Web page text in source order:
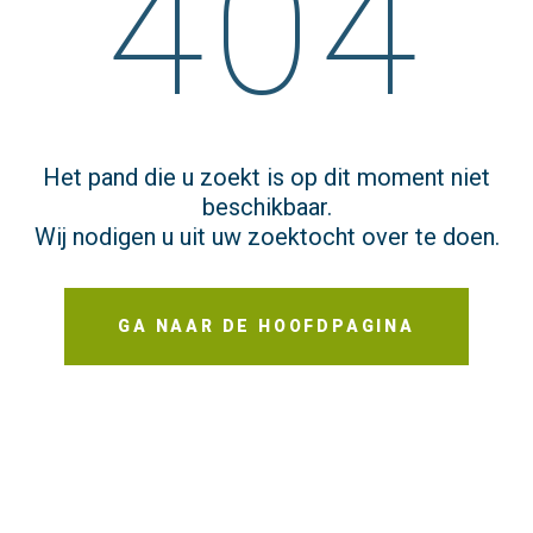
Het pand die u zoekt is op dit moment niet
beschikbaar.
Wij nodigen u uit uw zoektocht over te doen.
GA NAAR DE HOOFDPAGINA